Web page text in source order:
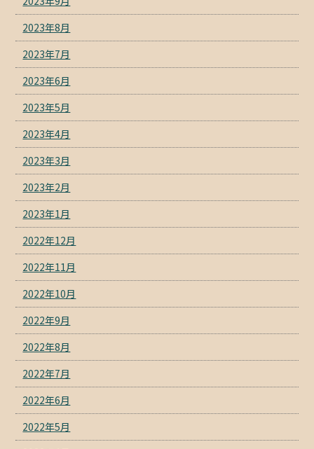
2023年8月
2023年7月
2023年6月
2023年5月
2023年4月
2023年3月
2023年2月
2023年1月
2022年12月
2022年11月
2022年10月
2022年9月
2022年8月
2022年7月
2022年6月
2022年5月